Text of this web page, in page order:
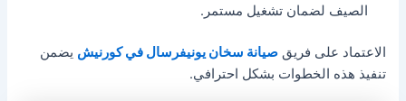
الصيف لضمان تشغيل مستمر.
الاعتماد على فريقصيانة سخان يونيفرسال في كورنيش يضمن
تنفيذ هذه الخطوات بشكل احترافي.